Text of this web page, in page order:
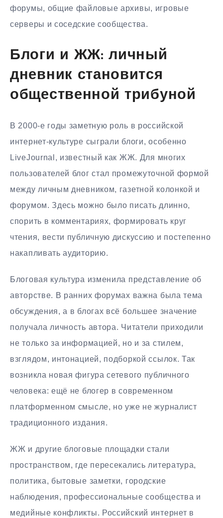
форумы, общие файловые архивы, игровые
серверы и соседские сообщества.
Блоги и ЖЖ: личный
дневник становится
общественной трибуной
В 2000-е годы заметную роль в российской
интернет-культуре сыграли блоги, особенно
LiveJournal, известный как ЖЖ. Для многих
пользователей блог стал промежуточной формой
между личным дневником, газетной колонкой и
форумом. Здесь можно было писать длинно,
спорить в комментариях, формировать круг
чтения, вести публичную дискуссию и постепенно
накапливать аудиторию.
Блоговая культура изменила представление об
авторстве. В ранних форумах важна была тема
обсуждения, а в блогах всё большее значение
получала личность автора. Читатели приходили
не только за информацией, но и за стилем,
взглядом, интонацией, подборкой ссылок. Так
возникла новая фигура сетевого публичного
человека: ещё не блогер в современном
платформенном смысле, но уже не журналист
традиционного издания.
ЖЖ и другие блоговые площадки стали
пространством, где пересекались литература,
политика, бытовые заметки, городские
наблюдения, профессиональные сообщества и
медийные конфликты. Российский интернет в